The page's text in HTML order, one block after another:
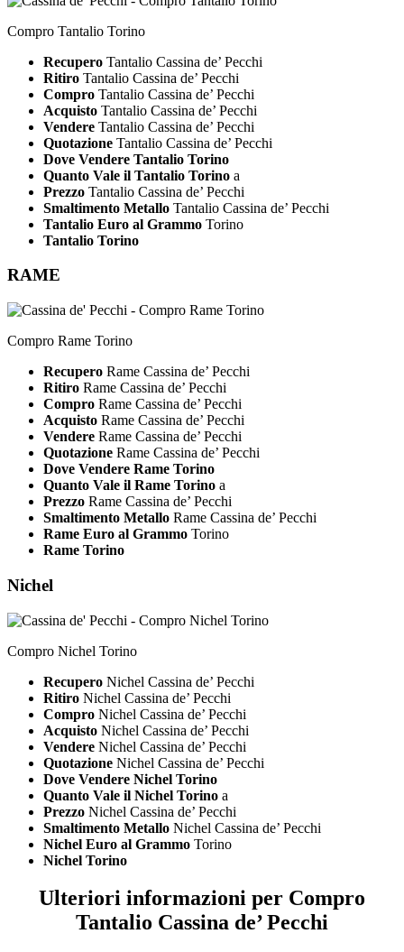
Compro Tantalio Torino
Recupero Tantalio Cassina de’ Pecchi
Ritiro Tantalio Cassina de’ Pecchi
Compro Tantalio Cassina de’ Pecchi
Acquisto Tantalio Cassina de’ Pecchi
Vendere Tantalio Cassina de’ Pecchi
Quotazione Tantalio Cassina de’ Pecchi
Dove Vendere Tantalio Torino
Quanto Vale il Tantalio Torino a
Prezzo Tantalio Cassina de’ Pecchi
Smaltimento Metallo Tantalio Cassina de’ Pecchi
Tantalio Euro al Grammo Torino
Tantalio Torino
RAME
Compro Rame Torino
Recupero Rame Cassina de’ Pecchi
Ritiro Rame Cassina de’ Pecchi
Compro Rame Cassina de’ Pecchi
Acquisto Rame Cassina de’ Pecchi
Vendere Rame Cassina de’ Pecchi
Quotazione Rame Cassina de’ Pecchi
Dove Vendere Rame Torino
Quanto Vale il Rame Torino a
Prezzo Rame Cassina de’ Pecchi
Smaltimento Metallo Rame Cassina de’ Pecchi
Rame Euro al Grammo Torino
Rame Torino
Nichel
Compro Nichel Torino
Recupero Nichel Cassina de’ Pecchi
Ritiro Nichel Cassina de’ Pecchi
Compro Nichel Cassina de’ Pecchi
Acquisto Nichel Cassina de’ Pecchi
Vendere Nichel Cassina de’ Pecchi
Quotazione Nichel Cassina de’ Pecchi
Dove Vendere Nichel Torino
Quanto Vale il Nichel Torino a
Prezzo Nichel Cassina de’ Pecchi
Smaltimento Metallo Nichel Cassina de’ Pecchi
Nichel Euro al Grammo Torino
Nichel Torino
Ulteriori informazioni per Compro
Tantalio Cassina de’ Pecchi